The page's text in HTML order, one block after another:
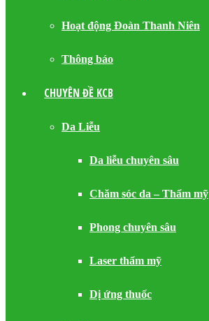
Hoạt động Đoàn Thanh Niên
Thông báo
CHUYÊN ĐỀ KCB
Da Liễu
Da liễu chuyên sâu
Chăm sóc da – Thẩm mỹ
Phong chuyên sâu
Laser thẩm mỹ
Dị ứng thuốc